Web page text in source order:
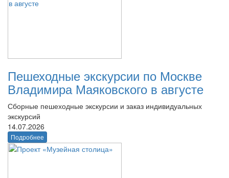
Пешеходные экскурсии по Москве
Владимира Маяковского в августе
Сборные пешеходные экскурсии и заказ индивидуальных
экскурсий
14.07.2026
Подробнее